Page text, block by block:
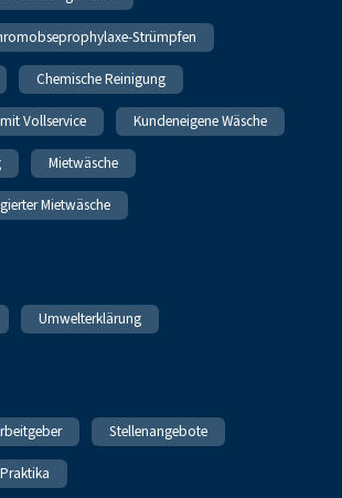
Strümpfen
Chemische Reinigung
Vollservice Kundeneigene Wäsche
Mietwäsche
Mietwäsche
Umwelterklärung
Stellenangebote
Praktika